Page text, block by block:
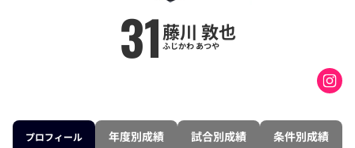
31藤川 敦也
ふじかわ あつや
プロフィール 年度別成績 試合別成績 条件別成績